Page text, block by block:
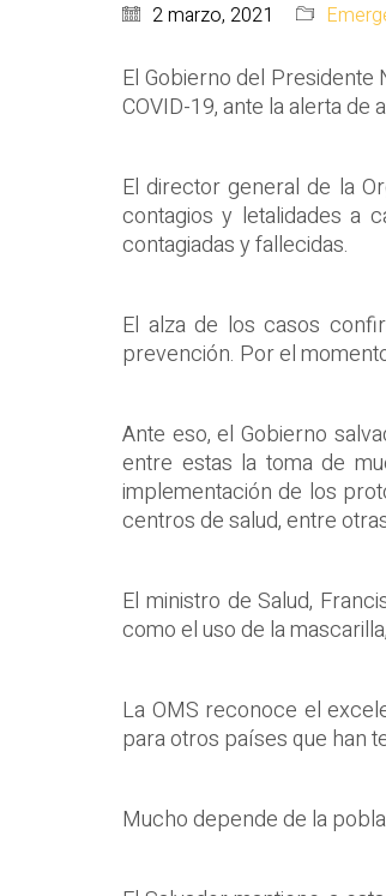
2 marzo, 2021
El Gobierno del
COVID-19, ante la alerta
El director general de la
contagios y letalidades a
contagiadas y fallecidas.
El alza de los casos
prevención. Por el
Ante eso, el Gobierno
entre estas la toma de
implementación de los
centros de salud, entre
El ministro de Salud,
como el uso de la
La OMS reconoce el
para otros países que han
Mucho depende de la